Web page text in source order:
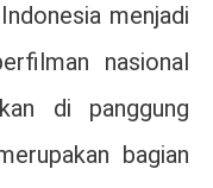
menjadi
nasional
di panggung
bagian